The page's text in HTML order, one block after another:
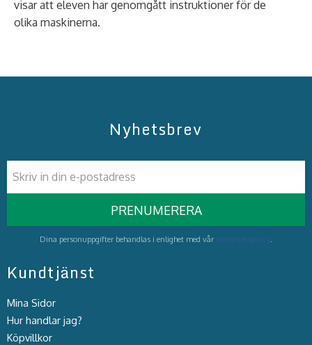
visar att eleven har genomgått instruktioner för de
olika maskinerna.
Nyhetsbrev
PRENUMERERA
Dina personuppgifter behandlas i enlighet med vår integritetspolicy.
Kundtjänst
Mina Sidor
Hur handlar jag?
Köpvillkor